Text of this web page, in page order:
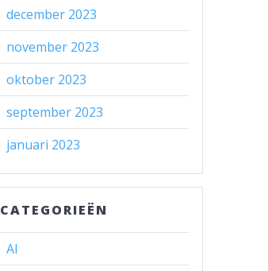
december 2023
november 2023
oktober 2023
september 2023
januari 2023
CATEGORIEËN
AI